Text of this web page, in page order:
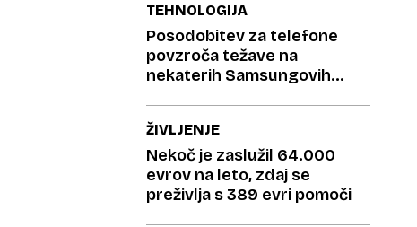
TEHNOLOGIJA
Posodobitev za telefone
povzroča težave na
nekaterih Samsungovih
ŽIVLJENJE
Nekoč je zaslužil 64.000
evrov na leto, zdaj se
preživlja s 389 evri pomoči